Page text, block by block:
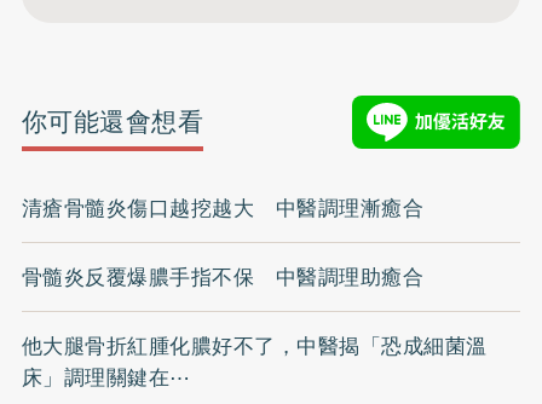
你可能還會想看
清瘡骨髓炎傷口越挖越大 中醫調理漸癒合
骨髓炎反覆爆膿手指不保 中醫調理助癒合
他大腿骨折紅腫化膿好不了，中醫揭「恐成細菌溫
床」調理關鍵在⋯